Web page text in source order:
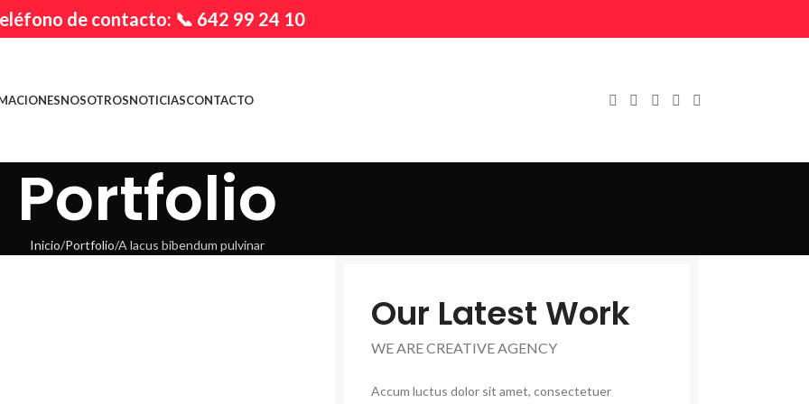
de contacto: 📞 642 99 24 10
NOSOTROSNOTICIASCONTACTO
Portfolio
Inicio Portfolio A lacus bibendum pulvinar
Our Latest Work
WE ARE CREATIVE AGENCY
Accum luctus dolor sit amet, consectetuer